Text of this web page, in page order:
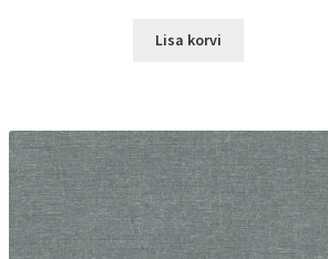
Lisa korvi